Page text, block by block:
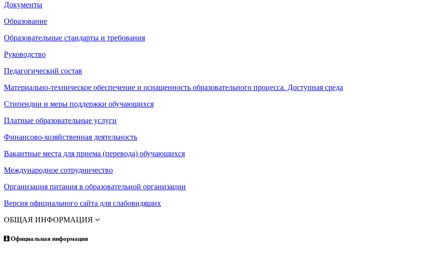
Документы
Образование
Образовательные стандарты и требования
Руководство
Педагогический состав
Материально-техническое обеспечение и оснащенность образовательного процесса. Доступная среда
Стипендии и меры поддержки обучающихся
Платные образовательные услуги
Финансово-хозяйственная деятельность
Вакантные места для приема (перевода) обучающихся
Международное сотрудничество
Организация питания в образовательной организации
Версия официального сайта для слабовидящих
ОБЩАЯ ИНФОРМАЦИЯ
Официальная информация